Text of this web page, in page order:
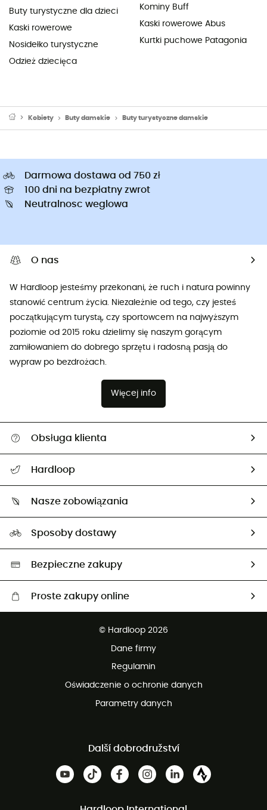
Buty turystyczne dla dzieci
Kaski rowerowe
Nosidełko turystyczne
Odzież dziecięca
Kominy Buff
Kaski rowerowe Abus
Kurtki puchowe Patagonia
Kobiety Buty damskie Buty turystyczne damskie
Darmowa dostawa od 750 zł
100 dni na bezpłatny zwrot
Neutralnosc weglowa
O nas
W Hardloop jesteśmy przekonani, że ruch i natura powinny
stanowić centrum życia. Niezależnie od tego, czy jesteś
początkującym turystą, czy sportowcem na najwyższym
poziomie od 2015 roku dzielimy się naszym gorącym
zamiłowaniem do dobrego sprzętu i radosną pasją do
wypraw po bezdrożach.
Więcej info
Obsługa klienta
Śledzenie przesyłki
Zwrot artykułów i zwrot środków
Hardloop
Nasze zobowiązania
Neutralność węglowa
Wybrane produkty eko
Sposoby dostawy
Bezpieczne zakupy
Proste zakupy online
© Hardloop 2026
Dane firmy
Regulamin
Oświadczenie o ochronie danych
Parametry danych
Další dobrodružství